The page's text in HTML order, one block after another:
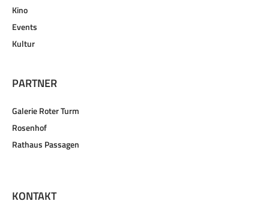
Kino
Events
Kultur
PARTNER
Galerie Roter Turm
Rosenhof
Rathaus Passagen
KONTAKT